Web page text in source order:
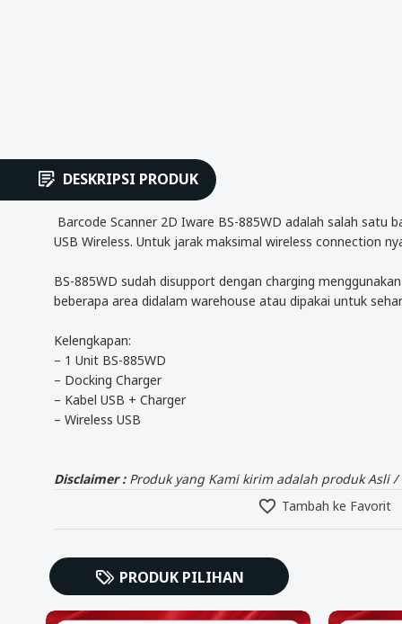
DESKRIPSI PRODUK
Barcode Scanner 2D Iware BS-885WD adalah salah satu
USB Wireless. Untuk jarak maksimal wireless connection
BS-885WD sudah disupport dengan charging
beberapa area didalam warehouse atau dipakai untuk
Kelengkapan:
– 1 Unit BS-885WD
– Docking Charger
– Kabel USB + Charger
– Wireless USB
Disclaimer :Produk yang Kami kirim adalah produk Asli
Tambah ke Favorit
PRODUK PILIHAN